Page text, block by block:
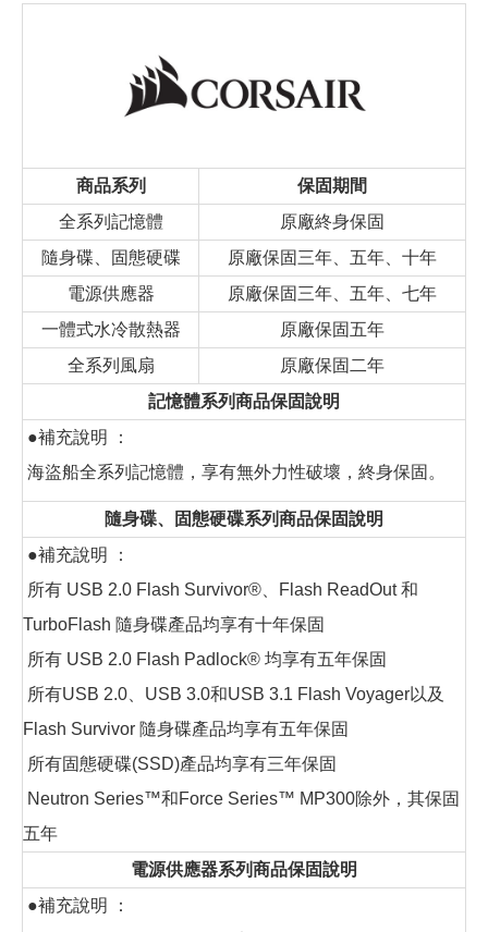
商品系列
保固期間
全系列記憶體
原廠終身保固
隨身碟、固態硬碟
原廠保固三年、五年、十年
電源供應器
原廠保固三年、五年、七年
一體式水冷散熱器
原廠保固五年
全系列風扇
原廠保固二年
記憶體系列商品保固說明
●補充說明 ：
海盜船全系列記憶體，享有無外力性破壞，終身保固。
隨身碟、固態硬碟系列商品保固說明
●補充說明 ：
所有 USB 2.0 Flash Survivor®、Flash ReadOut 和
TurboFlash 隨身碟產品均享有十年保固
所有 USB 2.0 Flash Padlock® 均享有五年保固
所有USB 2.0、USB 3.0和USB 3.1 Flash Voyager以及
Flash Survivor 隨身碟產品均享有五年保固
所有固態硬碟(SSD)產品均享有三年保固
Neutron Series™和Force Series™ MP300除外，其保固
五年
電源供應器系列商品保固說明
●補充說明 ：